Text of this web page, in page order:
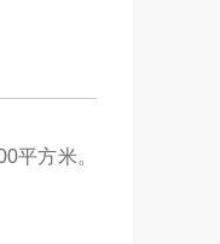
平方米。